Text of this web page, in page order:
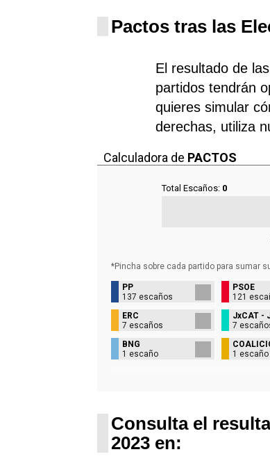
Pactos tras las
El resultado de
partidos tendrán
quieres simular
derechas, utiliza
Calculadora de PACTOS
Total Escaños: 0
*Pincha sobre cada partido para sumar
PP
137 escaños
PSOE
121
ERC
7 escaños
JxCAT -
7
BNG
1 escaño
1 escaño
Consulta el
2023 en: